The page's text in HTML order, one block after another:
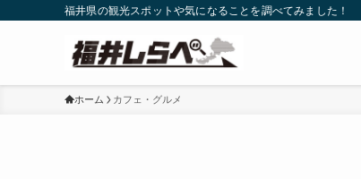
福井県の観光スポットや気になることを調べてみました！
ホーム カフェ・グルメ